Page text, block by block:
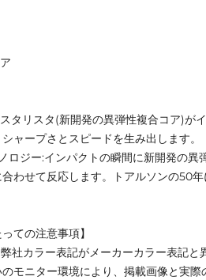
タリスタ(新開発の異弾性複合コア)が
ャープさとスピードを生み出します。
ロジー:インパクトの瞬間に新開発の異
わせて反応します。トアルソンの50
ての注意事項】
社カラー表記がメーカーカラー表記と
モニター環境により、掲載画像と実際